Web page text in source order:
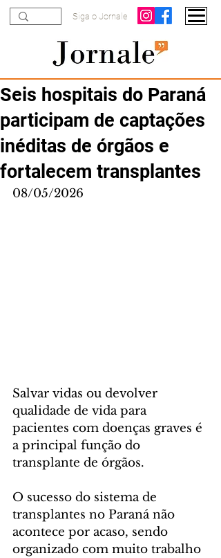
Siga o Jornale
Seis hospitais do Paraná
participam de captações
inéditas de órgãos e
fortalecem transplantes
08/05/2026
Salvar vidas ou devolver
qualidade de vida para
pacientes com doenças graves é
a principal função do
transplante de órgãos.
O sucesso do sistema de
transplantes no Paraná não
acontece por acaso, sendo
organizado com muito trabalho